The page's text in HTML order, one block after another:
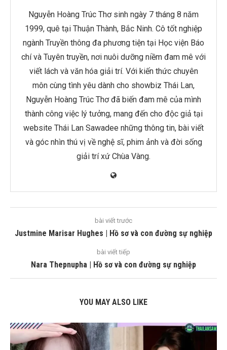
Nguyễn Hoàng Trúc Thơ sinh ngày 7 tháng 8 năm
1999, quê tại Thuận Thành, Bắc Ninh. Cô tốt nghiệp
ngành Truyền thông đa phương tiện tại Học viện Báo
chí và Tuyên truyền, nơi nuôi dưỡng niềm đam mê với
viết lách và văn hóa giải trí. Với kiến thức chuyên
môn cùng tình yêu dành cho showbiz Thái Lan,
Nguyễn Hoàng Trúc Thơ đã biến đam mê của mình
thành công việc lý tưởng, mang đến cho độc giả tại
website Thái Lan Sawadee những thông tin, bài viết
và góc nhìn thú vị về nghệ sĩ, phim ảnh và đời sống
giải trí xứ Chùa Vàng.
bài viết trước
Justmine Marisar Hughes | Hồ sơ và con đường sự nghiệp
bài viết tiếp
Nara Thepnupha | Hồ sơ và con đường sự nghiệp
YOU MAY ALSO LIKE